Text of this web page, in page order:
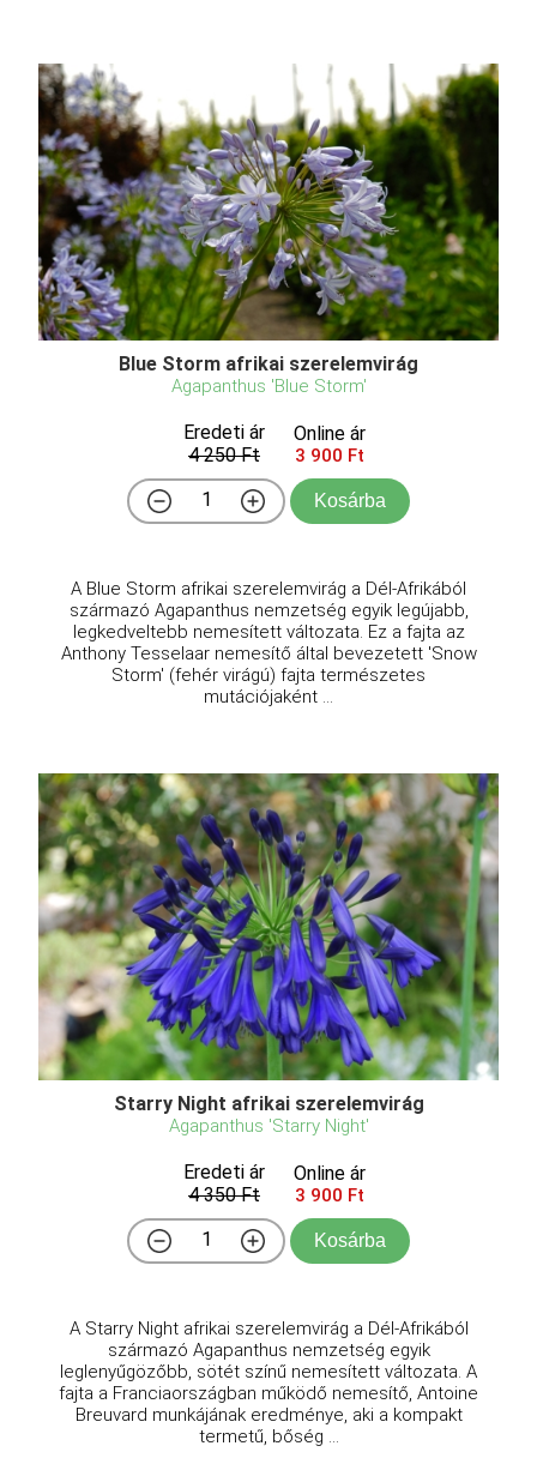
Blue Storm afrikai szerelemvirág
Agapanthus 'Blue Storm'
Eredeti ár
4 250 Ft
Online ár
3 900 Ft
Kosárba
A Blue Storm afrikai szerelemvirág a Dél-Afrikából
származó Agapanthus nemzetség egyik legújabb,
legkedveltebb nemesített változata. Ez a fajta az
Anthony Tesselaar nemesítő által bevezetett 'Snow
Storm' (fehér virágú) fajta természetes
mutációjaként ...
Starry Night afrikai szerelemvirág
Agapanthus 'Starry Night'
Eredeti ár
4 350 Ft
Online ár
3 900 Ft
Kosárba
A Starry Night afrikai szerelemvirág a Dél-Afrikából
származó Agapanthus nemzetség egyik
leglenyűgözőbb, sötét színű nemesített változata. A
fajta a Franciaországban működő nemesítő, Antoine
Breuvard munkájának eredménye, aki a kompakt
termetű, bőség ...